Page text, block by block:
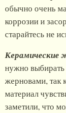
обычно очень
коррозии и
старайтесь не
Керамические
нужно
жерновами, так
материал
заметили, что